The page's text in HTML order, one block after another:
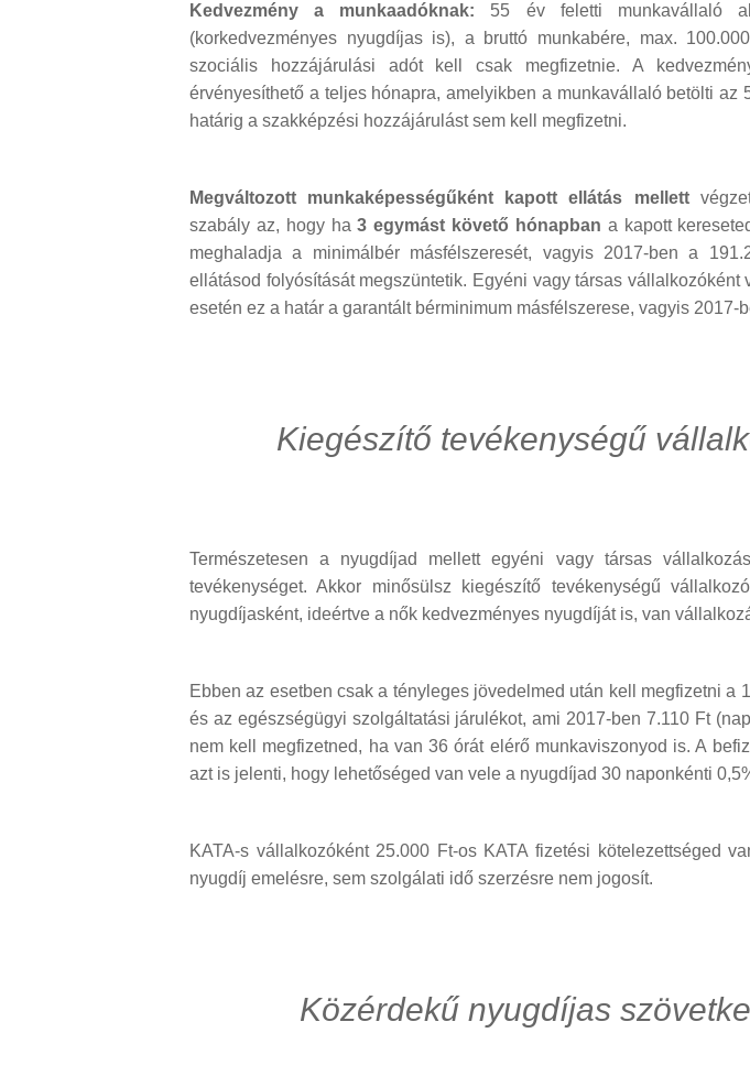
Kedvezmény a munkaadóknak: 55 év feletti munkavállaló
(korkedvezményes nyugdíjas is), a bruttó munkabére, max.
szociális hozzájárulási adót kell csak megfizetnie. A
érvényesíthető a teljes hónapra, amelyikben a munkavállaló betölti az
határig a szakképzési hozzájárulást sem kell megfizetni.
Megváltozott munkaképességűként kapott ellátás mellett
szabály az, hogy ha3 egymást követő hónapban a kapott
meghaladja a minimálbér másfélszeresét, vagyis 2017-ben a
ellátásod folyósítását megszüntetik. Egyéni vagy társas vállalkozóként
esetén ez a határ a garantált bérminimum másfélszerese, vagyis 2017-
Kiegészítő tevékenységű
Természetesen a nyugdíjad mellett egyéni vagy társas
tevékenységet. Akkor minősülsz kiegészítő tevékenységű
nyugdíjasként, ideértve a nők kedvezményes nyugdíját is, van
Ebben az esetben csak a tényleges jövedelmed után kell megfizetni a
és az egészségügyi szolgáltatási járulékot, ami 2017-ben 7.110 Ft
nem kell megfizetned, ha van 36 órát elérő munkaviszonyod is. A
azt is jelenti, hogy lehetőséged van vele a nyugdíjad 30 naponkénti
KATA-s vállalkozóként 25.000 Ft-os KATA fizetési kötelezettséged
nyugdíj emelésre, sem szolgálati idő szerzésre nem jogosít.
Közérdekű nyugdíjas